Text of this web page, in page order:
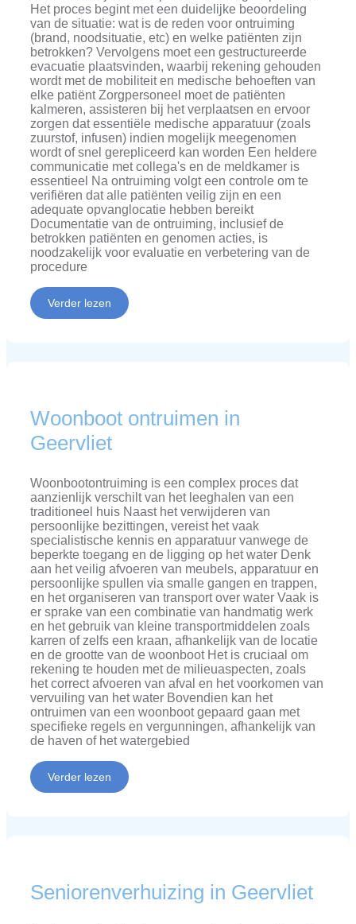
Het proces begint met een duidelijke beoordeling
van de situatie: wat is de reden voor ontruiming
(brand, noodsituatie, etc) en welke patiënten zijn
betrokken? Vervolgens moet een gestructureerde
evacuatie plaatsvinden, waarbij rekening gehouden
wordt met de mobiliteit en medische behoeften van
elke patiënt Zorgpersoneel moet de patiënten
kalmeren, assisteren bij het verplaatsen en ervoor
zorgen dat essentiële medische apparatuur (zoals
zuurstof, infusen) indien mogelijk meegenomen
wordt of snel gerepliceerd kan worden Een heldere
communicatie met collega's en de meldkamer is
essentieel Na ontruiming volgt een controle om te
verifiëren dat alle patiënten veilig zijn en een
adequate opvanglocatie hebben bereikt
Documentatie van de ontruiming, inclusief de
betrokken patiënten en genomen acties, is
noodzakelijk voor evaluatie en verbetering van de
procedure
Verder lezen
Woonboot ontruimen in
Geervliet
Woonbootontruiming is een complex proces dat
aanzienlijk verschilt van het leeghalen van een
traditioneel huis Naast het verwijderen van
persoonlijke bezittingen, vereist het vaak
specialistische kennis en apparatuur vanwege de
beperkte toegang en de ligging op het water Denk
aan het veilig afvoeren van meubels, apparatuur en
persoonlijke spullen via smalle gangen en trappen,
en het organiseren van transport over water Vaak is
er sprake van een combinatie van handmatig werk
en het gebruik van kleine transportmiddelen zoals
karren of zelfs een kraan, afhankelijk van de locatie
en de grootte van de woonboot Het is cruciaal om
rekening te houden met de milieuaspecten, zoals
het correct afvoeren van afval en het voorkomen van
vervuiling van het water Bovendien kan het
ontruimen van een woonboot gepaard gaan met
specifieke regels en vergunningen, afhankelijk van
de haven of het watergebied
Verder lezen
Seniorenverhuizing in Geervliet